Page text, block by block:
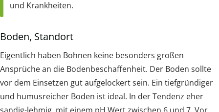
und Krankheiten.
Boden, Standort
Eigentlich haben Bohnen keine besonders großen
Ansprüche an die Bodenbeschaffenheit. Der Boden sollte
vor dem Einsetzen gut aufgelockert sein. Ein tiefgründiger
und humusreicher Boden ist ideal. In der Tendenz eher